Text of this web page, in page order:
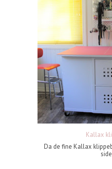
Kallax
Da de fine Kallax